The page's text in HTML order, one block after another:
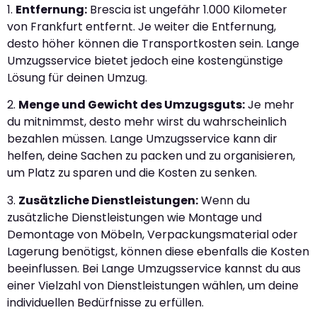
1. Entfernung: Brescia ist ungefähr 1.000 Kilometer
von Frankfurt entfernt. Je weiter die Entfernung,
desto höher können die Transportkosten sein. Lange
Umzugsservice bietet jedoch eine kostengünstige
Lösung für deinen Umzug.
2. Menge und Gewicht des Umzugsguts:Je mehr
du mitnimmst, desto mehr wirst du wahrscheinlich
bezahlen müssen. Lange Umzugsservice kann dir
helfen, deine Sachen zu packen und zu organisieren,
um Platz zu sparen und die Kosten zu senken.
3. Zusätzliche Dienstleistungen:Wenn du
zusätzliche Dienstleistungen wie Montage und
Demontage von Möbeln, Verpackungsmaterial oder
Lagerung benötigst, können diese ebenfalls die Kosten
beeinflussen. Bei Lange Umzugsservice kannst du aus
einer Vielzahl von Dienstleistungen wählen, um deine
individuellen Bedürfnisse zu erfüllen.